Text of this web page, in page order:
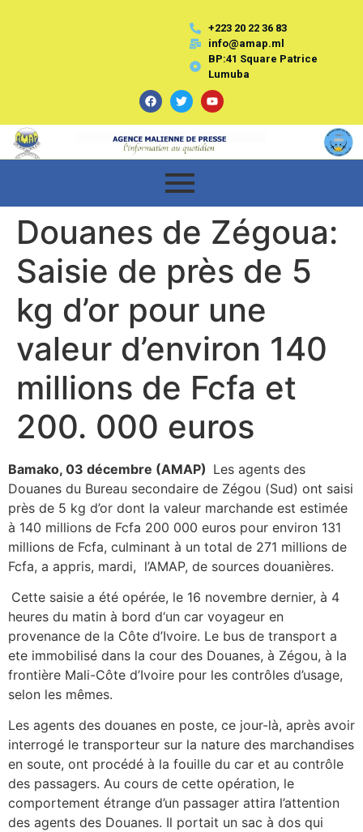
+223 20 22 36 83
info@amap.ml
BP:41 Square Patrice
Lumuba
Douanes de Zégoua:
Saisie de près de 5
kg d’or pour une
valeur d’environ 140
millions de Fcfa et
200. 000 euros
Bamako, 03 décembre (AMAP) Les agents des
Douanes du Bureau secondaire de Zégou (Sud) ont saisi
près de 5 kg d’or dont la valeur marchande est estimée
à 140 millions de Fcfa 200 000 euros pour environ 131
millions de Fcfa, culminant à un total de 271 millions de
Fcfa, a appris, mardi, l’AMAP, de sources douanières.
Cette saisie a été opérée, le 16 novembre dernier, à 4
heures du matin à bord d‘un car voyageur en
provenance de la Côte d’Ivoire. Le bus de transport a
ete immobilisé dans la cour des Douanes, à Zégou, à la
frontière Mali-Côte d’Ivoire pour les contrôles d’usage,
selon les mêmes.
Les agents des douanes en poste, ce jour-là, après avoir
interrogé le transporteur sur la nature des marchandises
en soute, ont procédé à la fouille du car et au contrôle
des passagers. Au cours de cette opération, le
comportement étrange d’un passager attira l’attention
des agents des Douanes. Il portait un sac à dos qui